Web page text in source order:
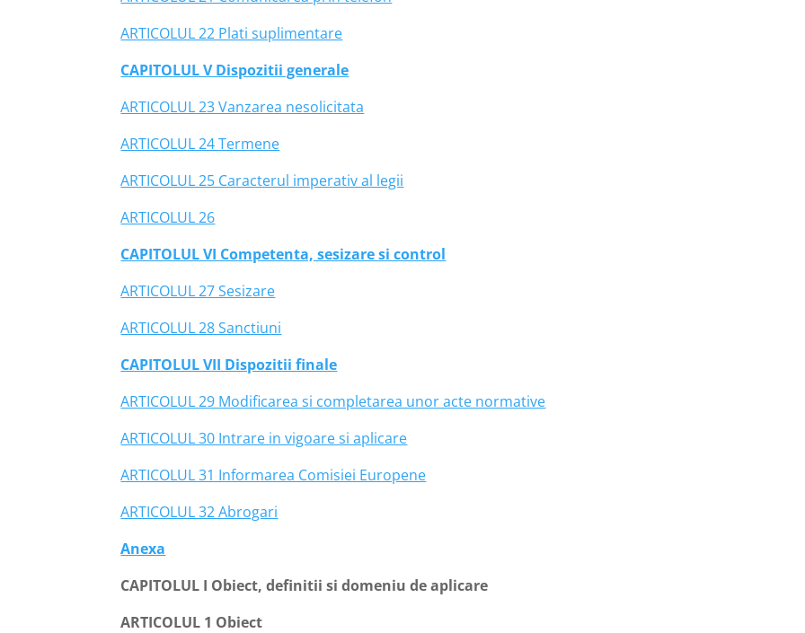
ARTICOLUL 22 Plati suplimentare
CAPITOLUL V Dispozitii generale
ARTICOLUL 23 Vanzarea nesolicitata
ARTICOLUL 24 Termene
ARTICOLUL 25 Caracterul imperativ al legii
ARTICOLUL 26
CAPITOLUL VI Competenta, sesizare si control
ARTICOLUL 27 Sesizare
ARTICOLUL 28 Sanctiuni
CAPITOLUL VII Dispozitii finale
ARTICOLUL 29 Modificarea si completarea unor acte normative
ARTICOLUL 30 Intrare in vigoare si aplicare
ARTICOLUL 31 Informarea Comisiei Europene
ARTICOLUL 32 Abrogari
Anexa
CAPITOLUL I Obiect, definitii si domeniu de aplicare
ARTICOLUL 1 Obiect